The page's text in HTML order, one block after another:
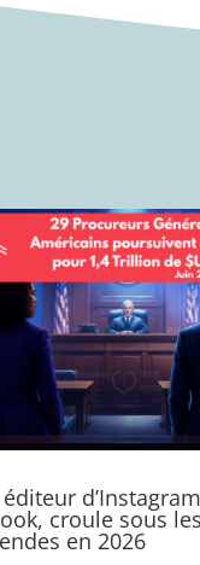
croule sous
en 2026